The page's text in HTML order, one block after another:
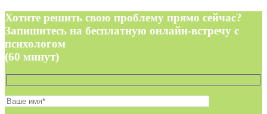
Хотите решить свою проблему прямо сейчас?
Запишитесь на бесплатную онлайн-встречу с
психологом
(60 минут)